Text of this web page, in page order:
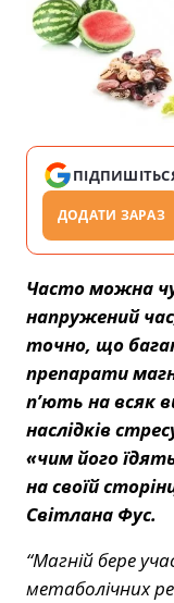
ДОДАТИ ЗАРАЗ
Часто можна
напружений
точно, що
препарати
п’ють на всяк
наслідків
«чим його
на своїй
Світлана Фус.
“Магній бере
метаболічних